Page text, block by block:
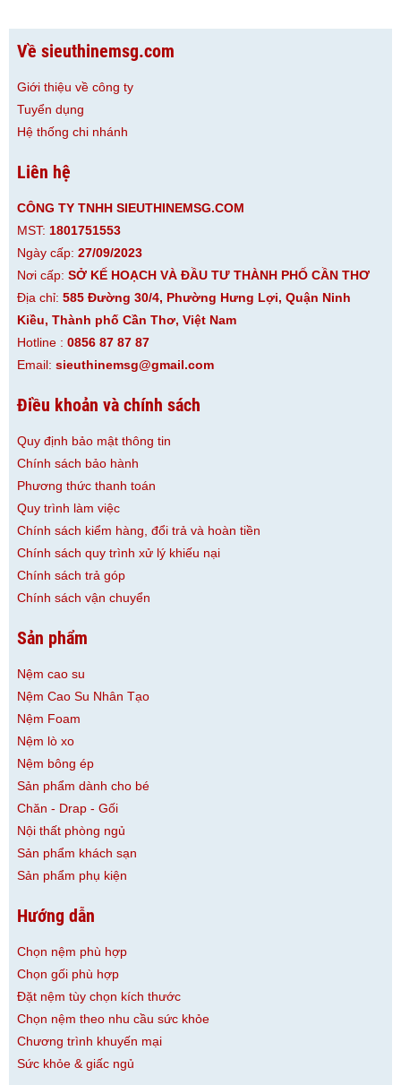
Về sieuthinemsg.com
Giới thiệu về công ty
Tuyển dụng
Hệ thống chi nhánh
Liên hệ
CÔNG TY TNHH SIEUTHINEMSG.COM
MST: 1801751553
Ngày cấp: 27/09/2023
Nơi cấp: SỞ KẾ HOẠCH VÀ ĐẦU TƯ THÀNH PHỐ CẦN THƠ
Địa chỉ: 585 Đường 30/4, Phường Hưng Lợi, Quận Ninh
Kiều, Thành phố Cần Thơ, Việt Nam
Hotline : 0856 87 87 87
Email: sieuthinemsg@gmail.com
Điều khoản và chính sách
Quy định bảo mật thông tin
Chính sách bảo hành
Phương thức thanh toán
Quy trình làm việc
Chính sách kiểm hàng, đổi trả và hoàn tiền
Chính sách quy trình xử lý khiếu nại
Chính sách trả góp
Chính sách vận chuyển
Sản phẩm
Nệm cao su
Nệm Cao Su Nhân Tạo
Nệm Foam
Nệm lò xo
Nệm bông ép
Sản phẩm dành cho bé
Chăn - Drap - Gối
Nội thất phòng ngủ
Sản phẩm khách sạn
Sản phẩm phụ kiện
Hướng dẫn
Chọn nệm phù hợp
Chọn gối phù hợp
Đặt nệm tùy chọn kích thước
Chọn nệm theo nhu cầu sức khỏe
Chương trình khuyến mại
Sức khỏe & giấc ngủ